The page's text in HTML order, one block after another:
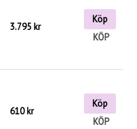
3.795 kr
Köp
KÖP
610 kr
Köp
KÖP